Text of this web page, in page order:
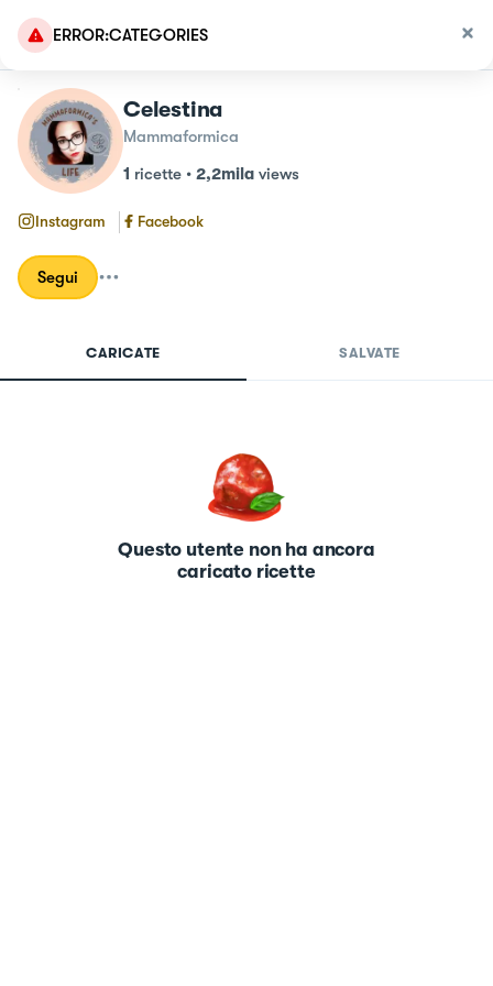
ERROR:CATEGORIES
Celestina
Mammaformica
1 ricette • 2,2mila views
Instagram Facebook
Segui
CARICATE SALVATE
Questo utente non ha ancora
caricato ricette